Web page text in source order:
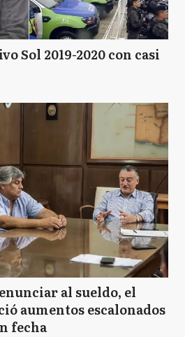
Viamonte
Villegas
Yrigoyen
N Alem
Sol 2019-2020 con casi
al sueldo, el
aumentos escalonados
fecha